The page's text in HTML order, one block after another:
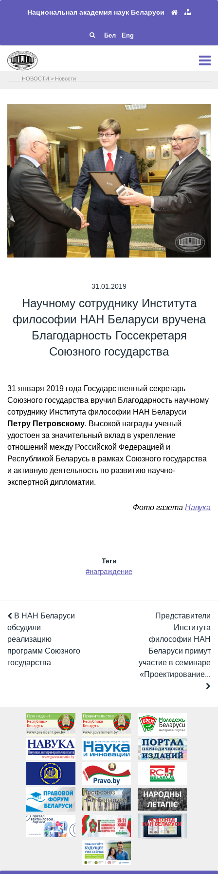
Национальная академия наук Беларуси
Бел Eng
НОВОСТИ > Новости
31.01.2019
Научному сотруднику Института
философии НАН Беларуси вручена
Благодарность Госсекретаря
Союзного государства
31 января 2019 года Государственный секретарь
Союзного государства вручил Благодарность научному
сотруднику Института философии НАН Беларуси
Петру Петровскому. Высокой награды ученый
удостоен за значительный вклад в укрепление
отношений между Российской Федерацией и
Республикой Беларусь в рамках Союзного государства
и активную деятельность по развитию научно-
экспертной дипломатии.
Фото газета Навука
Теги
#награждение
В НАН Беларуси
обсудили
реализацию
программ Союзного
государства
Представители
Института
философии НАН
Беларуси примут
участие в семинаре
«Проектирование...